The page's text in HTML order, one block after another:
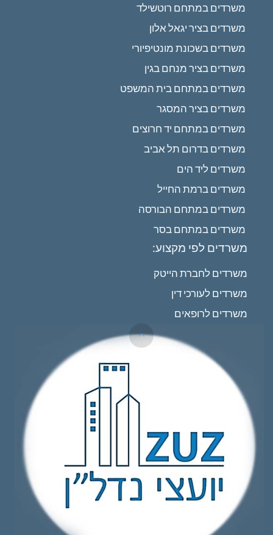
משרדים במתחם רוטשילד
משרדים בציר יגאל אלון
משרדים בשכונת מונטיפיורי
משרדים בציר מנחם בגין
משרדים במתחם בית המשפט
משרדים בציר המסגר
משרדים במתחם יד חרוצים
משרדים בדרום תל אביב
משרדים ליד הים
משרדים ברמת החייל
משרדים במתחם הבורסה
משרדים במתחם בסר
משרדים לפי מקצוע:
משרדים לחברת הייטק
משרדים לעורכי דין
משרדים לרופאים